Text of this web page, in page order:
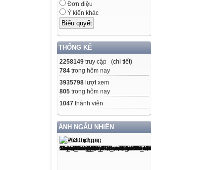
Đơn điệu
Ý kiến khác
THỐNG KÊ
2258149 truy cập (chi tiết)
784 trong hôm nay
3935798 lượt xem
805 trong hôm nay
1047 thành viên
ẢNH NGẪU NHIÊN